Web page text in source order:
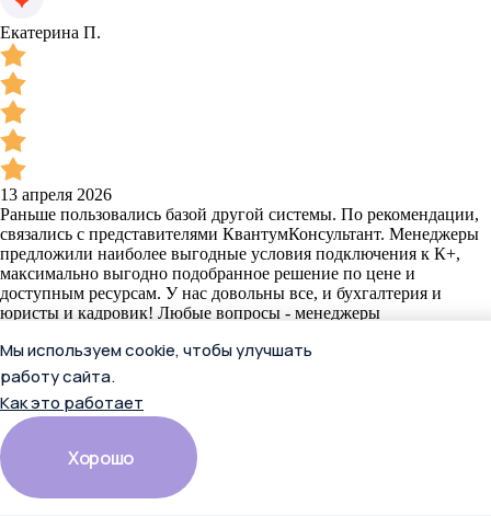
Екатерина П.
13 апреля 2026
Раньше пользовались базой другой системы. По рекомендации,
связались с представителями КвантумКонсультант. Менеджеры
предложили наиболее выгодные условия подключения к К+,
максимально выгодно подобранное решение по цене и
доступным ресурсам. У нас довольны все, и бухгалтерия и
юристы и кадровик! Любые вопросы - менеджеры
Спасибо!
Читать полностью
Отзыв в Яндекс.Картах
Екатерина П.
Мы используем cookie, чтобы улучшать
работу сайта.
Как это работает
Хорошо